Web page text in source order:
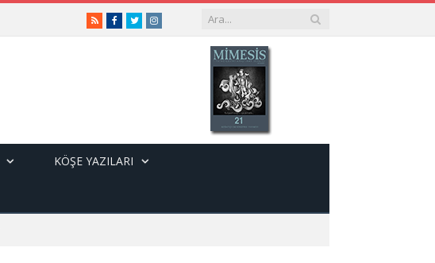
RSSFacebook
TwitterInstagram
KÖŞE YAZILARI